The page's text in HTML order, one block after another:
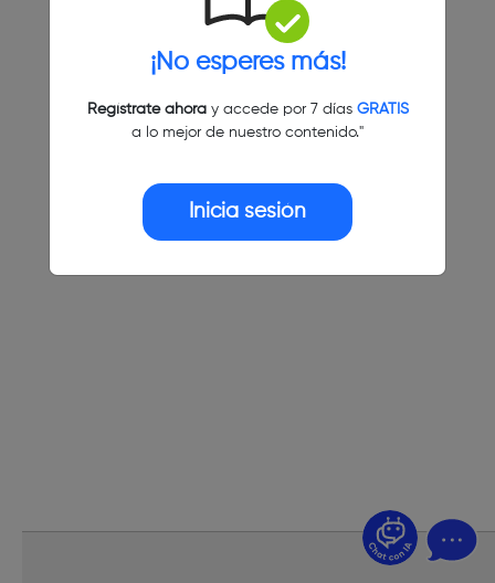
¡No esperes más!
Regístrate ahoray accede por 7 días GRATIS
a lo mejor de nuestro contenido."
Inicia sesión